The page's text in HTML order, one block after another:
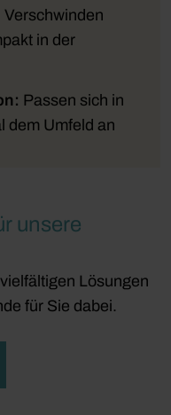
Verschwinden
in der
Passen sich in
dem Umfeld an
unsere
Lösungen
für Sie dabei.